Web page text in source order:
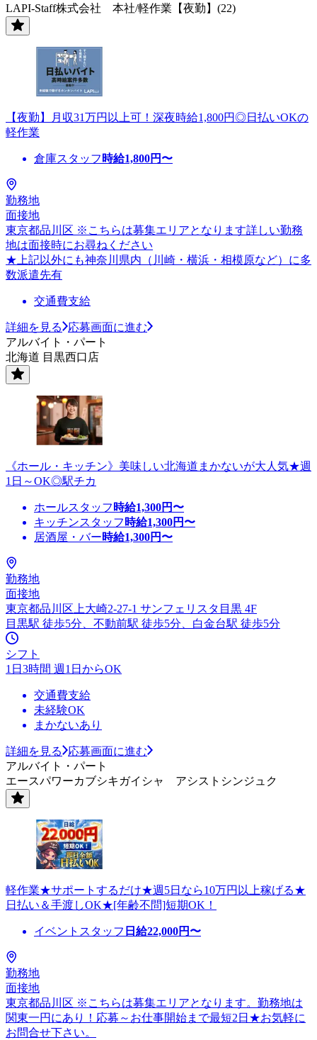
LAPI-Staff株式会社 本社/軽作業【夜勤】(22)
【夜勤】月収31万円以上可！深夜時給1,800円◎日払いOKの
軽作業
倉庫スタッフ 時給1,800円〜
勤務地
面接地
東京都品川区 ※こちらは募集エリアとなります詳しい勤務
地は面接時にお尋ねください
★上記以外にも神奈川県内（川崎・横浜・相模原など）に多
数派遣先有
交通費支給
詳細を見る
応募画面に進む
アルバイト・パート
北海道 目黒西口店
《ホール・キッチン》美味しい北海道まかないが大人気★週
1日～OK◎駅チカ
ホールスタッフ 時給1,300円〜
キッチンスタッフ 時給1,300円〜
居酒屋・バー時給1,300円〜
勤務地
面接地
東京都品川区上大崎2-27-1 サンフェリスタ目黒 4F
目黒駅 徒歩5分、不動前駅 徒歩5分、白金台駅 徒歩5分
シフト
1日3時間 週1日からOK
交通費支給
未経験OK
まかないあり
詳細を見る
応募画面に進む
アルバイト・パート
エースパワーカブシキガイシャ アシストシンジュク
軽作業★サポートするだけ★週5日なら10万円以上稼げる★
日払い＆手渡しOK★[年齢不問]短期OK！
イベントスタッフ 日給22,000円〜
勤務地
面接地
東京都品川区 ※こちらは募集エリアとなります。勤務地は
関東一円にあり！応募～お仕事開始まで最短2日★お気軽に
お問合せ下さい。